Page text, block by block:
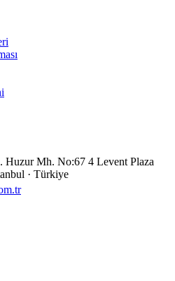
Huzur Mh. No:67 4 Levent Plaza
· Türkiye